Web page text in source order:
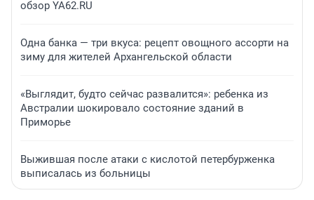
обзор YA62.RU
Одна банка — три вкуса: рецепт овощного ассорти на
зиму для жителей Архангельской области
«Выглядит, будто сейчас развалится»: ребенка из
Австралии шокировало состояние зданий в
Приморье
Выжившая после атаки с кислотой петербурженка
выписалась из больницы